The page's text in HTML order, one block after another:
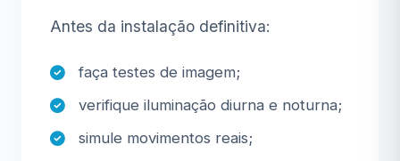
Antes da instalação definitiva:
faça testes de imagem;
verifique iluminação diurna e noturna;
simule movimentos reais;